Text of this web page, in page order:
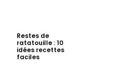
Restes de
ratatouille : 10
idées recettes
faciles